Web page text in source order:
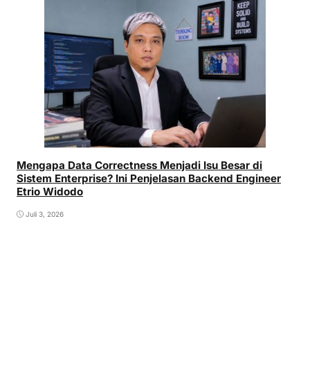
Mengapa Data Correctness Menjadi Isu Besar di
Sistem Enterprise? Ini Penjelasan Backend Engineer
Etrio Widodo
Juli 3, 2026